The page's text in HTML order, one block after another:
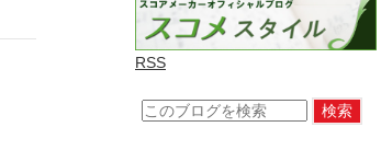
RSS